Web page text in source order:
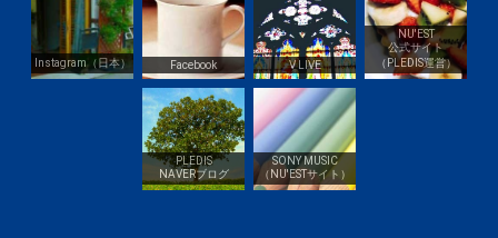
Instagram（日本） Facebook V LIVE
NU'EST
公式サイト
（PLEDIS運営）
PLEDIS
NAVERブログ
SONY MUSIC
（NU'ESTサイト）